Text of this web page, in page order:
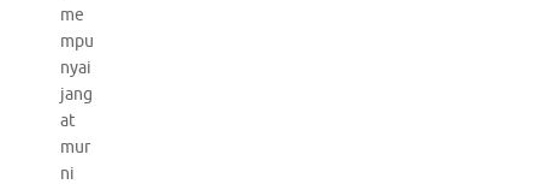
me
mpu
nyai
jang
at
mur
ni